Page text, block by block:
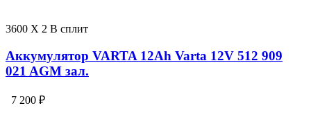
3600 X 2 В сплит
Аккумулятор VARTA 12Ah Varta 12V 512 909
021 AGM зал.
7 200 ₽